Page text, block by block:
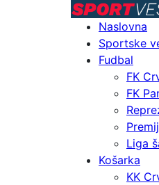
Naslovna
Sportske
Fudbal
FK
FK
Liga
Košarka
KK